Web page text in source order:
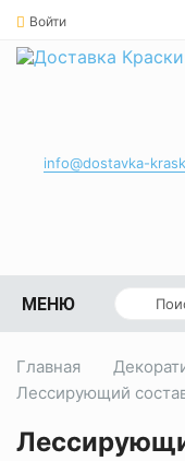
Войти
info@dostavka-
МЕНЮ
Главная
Лессирующий